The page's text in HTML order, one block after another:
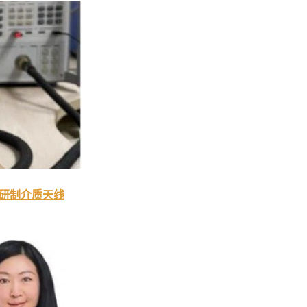
制介质天线